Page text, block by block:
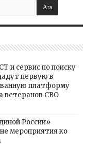
и сервис по поиску
первую в
платформу
ветеранов СВО
России»
мероприятия ко